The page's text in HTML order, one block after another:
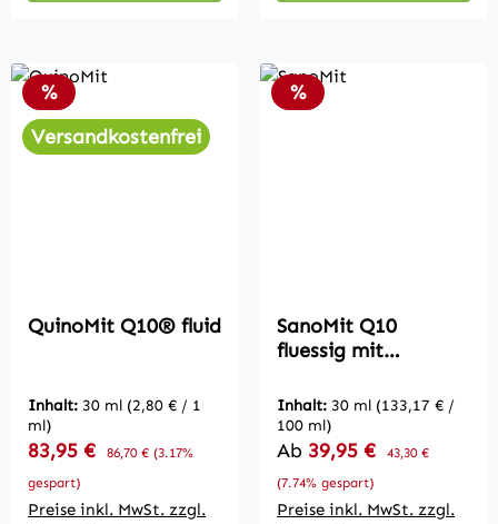
Rabatt
%
Versandkostenfrei
QuinoMit Q10® fluid
Inhalt: 30 ml (2,80 € / 1
ml)
Verkaufspreis:
83,95 € Regulärer Preis:
86,70 € (3.17%
gespart)
Preise inkl. MwSt. zzgl.
Rabatt
%
SanoMit Q10
fluessig mit
Inhalt: 30 ml (133,17 € /
100 ml)
Verkaufspreis:
Ab 39,95 € Regulärer Preis:
43,30 €
(7.74% gespart)
Preise inkl. MwSt. zzgl.